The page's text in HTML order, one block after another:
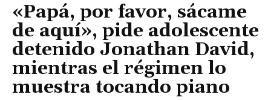
«Papá, por favor, sácame
de aquí», pide adolescente
detenido Jonathan David,
mientras el régimen lo
muestra tocando piano